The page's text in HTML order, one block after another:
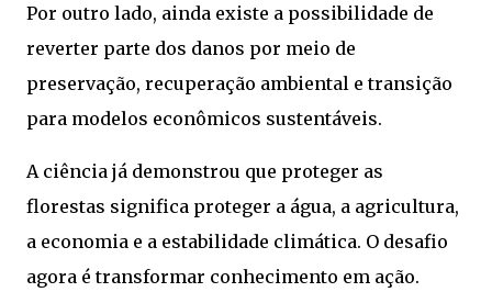
Por outro lado, ainda existe a possibilidade de
reverter parte dos danos por meio de
preservação, recuperação ambiental e transição
para modelos econômicos sustentáveis.
A ciência já demonstrou que proteger as
florestas significa proteger a água, a agricultura,
a economia e a estabilidade climática. O desafio
agora é transformar conhecimento em ação.